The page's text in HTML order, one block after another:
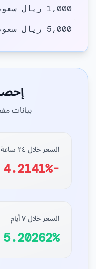
1,000 ريال سعودي
5,000 ريال سعودي
بيانات
السعر خلال ٢٤ ساعة
-4.2141%
السعر خلال ٧ أيام
5.20262%